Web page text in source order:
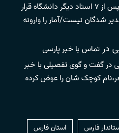
شیراز / لنکرانی با رتبه ۹۴ پس از ۷ استاد دیگر دانشگاه قرار
شدگان نیست/آمار را وارونه
در تماس با خبر پارسی
در گفت و گوی تفصیلی با خبر
کوچک شان را عوض کرده
فارس استان فارس